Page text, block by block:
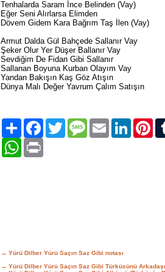
Tenhalarda Saram İnce Belinden (Vay)
Eğer Seni Alırlarsa Elimden
Dövem Gidem Kara Bağrım Taş İlen (Vay)
Armut Dalda Gül Bahçede Sallanır Vay
Şeker Olur Yer Düşer Ballanır Vay
Sevdiğim De Fidan Gibi Sallanır
Sallanan Boyuna Kurban Olayım Vay
Yandan Bakışın Kaş Göz Atışın
Dünya Malı Değer Yavrum Çalım Satışın
Paylaş FacebookTwitter Message Email LinkedIn
WhatsApp
→ Yürü Dilber Yürü Saçın Saz Gibi notası
→ Yürü Dilber Yürü Saçın Saz Gibi Türküsünü